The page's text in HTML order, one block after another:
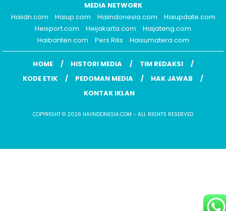
MEDIA NETWORK
Haiidn.com
Haiup.com Haiindonesia.com
Haiupdate.com
Heisport.com
Heijakarta.com
Haijateng.com
Haibanten.com
Pers Rilis Haisumatera.com
HOME HISTORI MEDIA
TIM REDAKSI
KODE ETIK
PEDOMAN MEDIA
HAK JAWAB
KONTAK IKLAN
COPYRIGHT © 2026 HAIINDONESIA.COM - ALL RIGHTS RESERVED